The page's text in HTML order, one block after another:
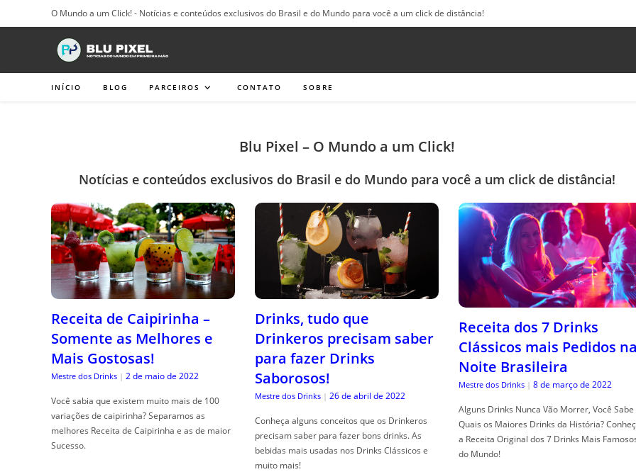
para
O Mundo a um Click! - Notícias e conteúdos exclusivos do Brasil e do Mundo para você a um click de distância!
INÍCIO BLOG PARCEIROS CONTATO SOBRE
Blu Pixel – O Mundo a um Click!
Notícias e conteúdos exclusivos do Brasil e do Mundo para você a um click de distância!
Receita de Caipirinha –
Somente as Melhores e
Mais Gostosas!
Mestre dos Drinks | 2 de maio de 2022
Você sabia que existem muito mais de 100
variações de caipirinha? Separamos as
melhores Receita de Caipirinha e as de maior
Sucesso.
Drinks, tudo que
Drinkeros precisam saber
para fazer Drinks
Saborosos!
Mestre dos Drinks | 26 de abril de 2022
Conheça alguns conceitos que os Drinkeros
precisam saber para fazer bons drinks. As
bebidas mais usadas nos Drinks Clássicos e
muito mais!
Receita dos 7 Drinks
Clássicos mais Pedidos
Noite Brasileira
Mestre dos Drinks | 8 de março de 2022
Alguns Drinks Nunca Vão Morrer, Você Sabe
Quais os Maiores Drinks da História?
a Receita Original dos 7 Drinks Mais
do Mundo!